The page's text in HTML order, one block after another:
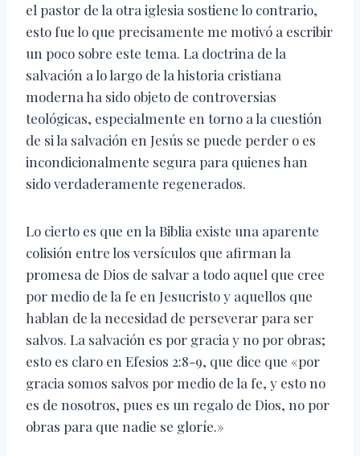
el pastor de la otra iglesia sostiene lo contrario,
esto fue lo que precisamente me motivó a escribir
un poco sobre este tema. La doctrina de la
salvación a lo largo de la historia cristiana
moderna ha sido objeto de controversias
teológicas, especialmente en torno a la cuestión
de si la salvación en Jesús se puede perder o es
incondicionalmente segura para quienes han
sido verdaderamente regenerados.
Lo cierto es que en la Biblia existe una aparente
colisión entre los versículos que afirman la
promesa de Dios de salvar a todo aquel que cree
por medio de la fe en Jesucristo y aquellos que
hablan de la necesidad de perseverar para ser
salvos. La salvación es por gracia y no por obras;
esto es claro en Efesios 2:8-9, que dice que «por
gracia somos salvos por medio de la fe, y esto no
es de nosotros, pues es un regalo de Dios, no por
obras para que nadie se gloríe.»